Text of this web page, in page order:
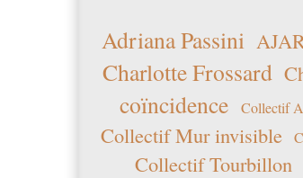
Adriana Passini AJAR
Charlotte Frossard
coïncidence
Collectif
Collectif Mur invisible
Collectif Tourbillon